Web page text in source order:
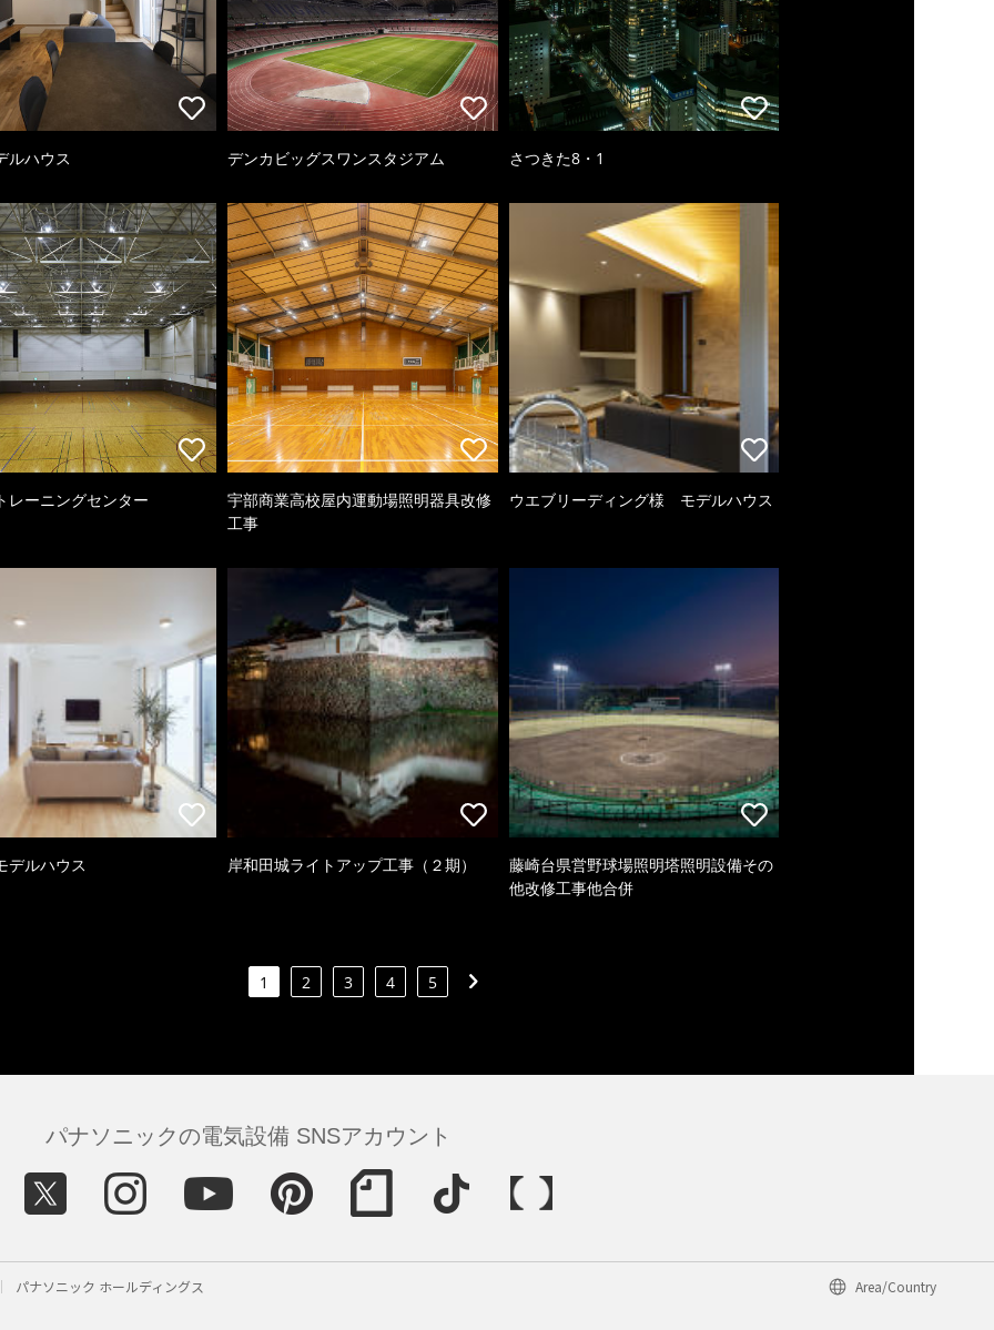
ルハウス デンカビッグスワンスタジアム さつきた8・1
レーニングセンター
宇部商業高校屋内運動場照明器具改修
工事
ウエブリーディング様 モデルハウス
デルハウス 岸和田城ライトアップ工事（２期）
藤崎台県営野球場照明塔照明設備その
他改修工事他合併
1 2 3 4 5
パナソニックの電気設備 SNSアカウント
パナソニック ホールディングス Area/Country